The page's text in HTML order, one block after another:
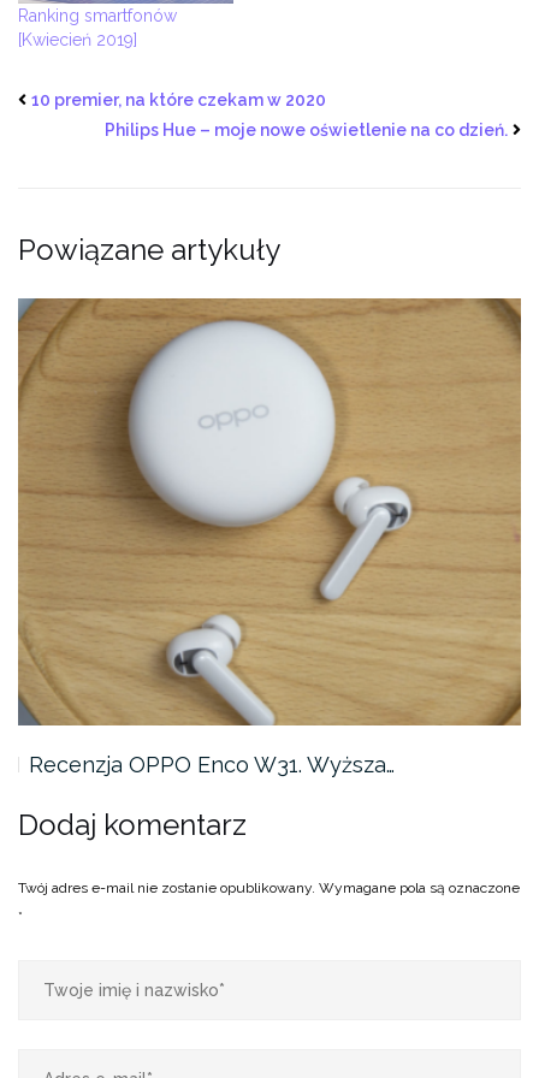
Ranking smartfonów
[Kwiecień 2019]
10 premier, na które czekam w 2020
Philips Hue – moje nowe oświetlenie na co dzień.
Powiązane artykuły
Recenzja OPPO Enco W31. Wyższa…
Dodaj komentarz
Twój adres e-mail nie zostanie opublikowany. Wymagane pola są oznaczone
*